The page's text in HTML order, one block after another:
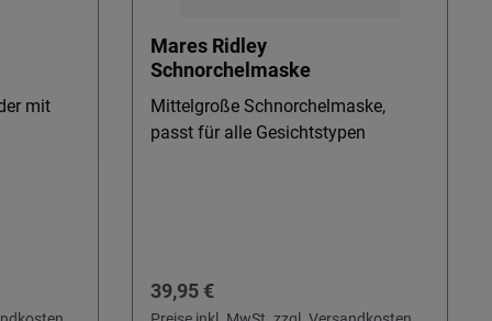
mit
Mares Ridley
Schnorchelmaske
Mittelgroße Schnorchelmaske,
passt für alle Gesichtstypen
Regulärer Preis:
39,95 €